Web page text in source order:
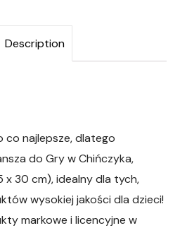
Description
co najlepsze, dlatego
do Gry w Chińczyka,
x 30 cm), idealny dla tych,
wysokiej jakości dla dzieci!
markowe i licencyjne w